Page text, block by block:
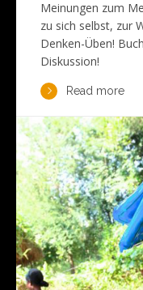
Meinungen zum
zu sich selbst, zur
Denken-Üben!
Diskussion!
Read more